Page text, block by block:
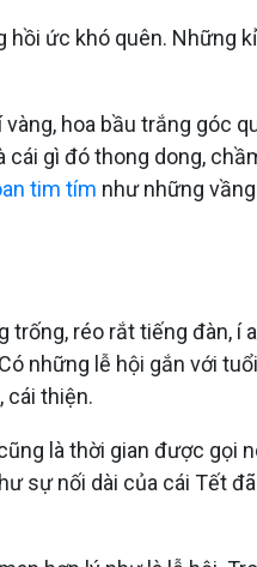
ức khó quên. Những
hoa bầu trắng góc
gì đó thong dong,
tim tím như những
trống, réo rắt tiếng đàn,
những lễ hội gắn với
cái thiện.
là thời gian được
sự nối dài của cái Tết